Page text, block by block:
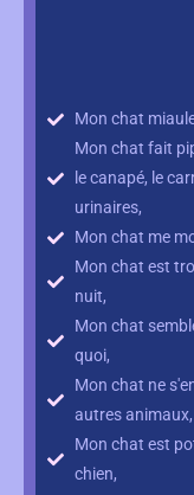
Mon chat
Mon chat fait
le canapé, le
urinaires,
Mon chat me
Mon chat est
nuit,
Mon chat
quoi,
Mon chat ne
autres
Mon chat est
chien,